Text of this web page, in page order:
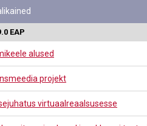
EAP
alused
projekt
virtuaalreaalsusesse